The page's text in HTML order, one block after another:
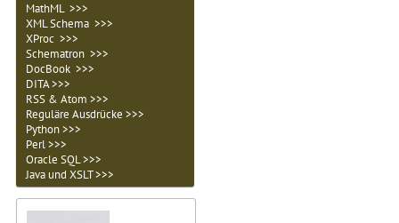
MathML >>>
XML Schema >>>
XProc >>>
Schematron >>>
DocBook >>>
DITA >>>
RSS & Atom >>>
Reguläre Ausdrücke >>>
Python >>>
Perl >>>
Oracle SQL >>>
Java und XSLT >>>